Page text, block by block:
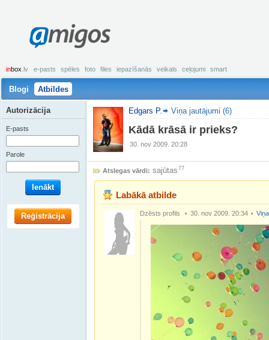
amigos
inbox .lv e-pasts spēles foto files iepazīšanās veikals ceļojumi smart
Blogi Atbildes
Edgars P. Viņa jautājumi (6)
Kādā krāsā ir prieks?
30. nov 2009. 20:28
Atslegas vārdi: sajūtas 77
Labākā atbilde
Dzēsts profils 30. nov 2009. 20:34
Autorizācija
E-pasts
Parole
Ienākt
Reģistrācija